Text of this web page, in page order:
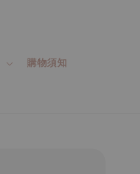
購物須知